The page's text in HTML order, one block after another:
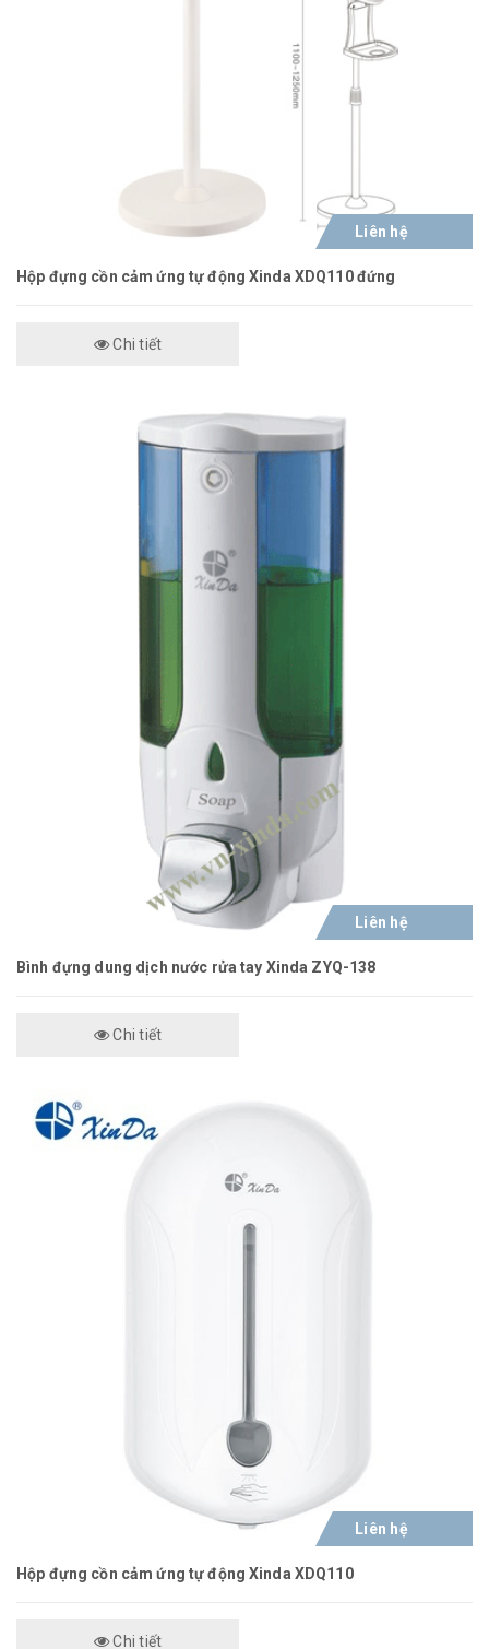
Liên hệ
Hộp đựng cồn cảm ứng tự động Xinda XDQ110 đứng
Chi tiết
Liên hệ
Bình đựng dung dịch nước rửa tay Xinda ZYQ-138
Chi tiết
Liên hệ
Hộp đựng cồn cảm ứng tự động Xinda XDQ110
Chi tiết